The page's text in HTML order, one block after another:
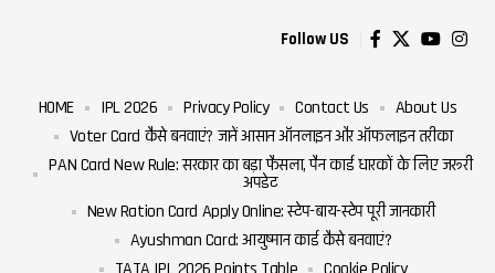
Follow US
HOME IPL 2026 Privacy Policy Contact Us
About Us
Voter Card कैसे बनवाएं? जानें आसान ऑनलाइन और ऑफलाइन तरीका
PAN Card New Rule: सरकार का बड़ा फैसला, पैन कार्ड धारकों के लिए जरूरी
अपडेट
New Ration Card Apply Online: स्टेप-बाय-स्टेप पूरी जानकारी
Ayushman Card: आयुष्मान कार्ड कैसे बनवाएं?